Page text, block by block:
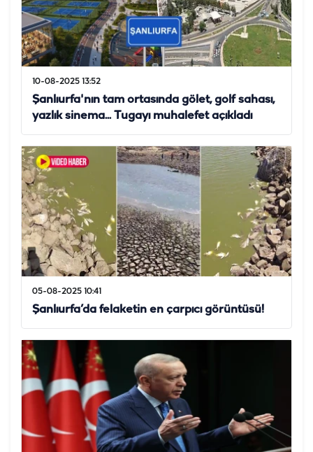
10-08-2025 13:52
Şanlıurfa'nın tam ortasında gölet, golf sahası,
yazlık sinema... Tugayı muhalefet açıkladı
05-08-2025 10:41
Şanlıurfa’da felaketin en çarpıcı görüntüsü!